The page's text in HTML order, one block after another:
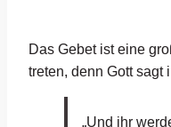
Das Gebet ist eine
treten, denn Gott sagt
„Und ihr